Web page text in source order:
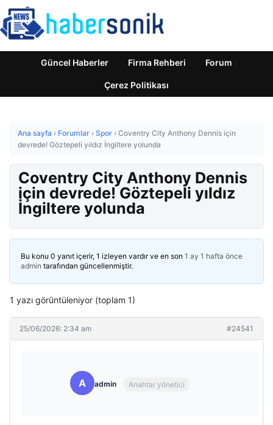
Güncel Haberler Firma Rehberi Forum
Çerez Politikası
Ana sayfa › Forumlar › Spor › Coventry City Anthony Dennis için
devrede! Göztepeli yıldız İngiltere yolunda
Coventry City Anthony Dennis
için devrede! Göztepeli yıldız
İngiltere yolunda
Bu konu 0 yanıt içerir, 1 izleyen vardır ve en son 1 ay 1 hafta önce
admin tarafından güncellenmiştir.
1 yazı görüntüleniyor (toplam 1)
25/06/2026: 2:34 am #24541
A admin Anahtar yönetici